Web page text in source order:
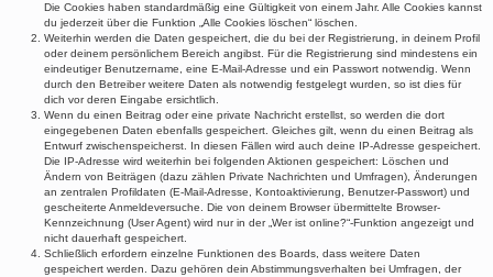
Die Cookies haben standardmäßig eine Gültigkeit von einem Jahr. Alle Cookies kannst
du jederzeit über die Funktion „Alle Cookies löschen“ löschen.
Weiterhin werden die Daten gespeichert, die du bei der Registrierung, in deinem Profil
oder deinem persönlichem Bereich angibst. Für die Registrierung sind mindestens ein
eindeutiger Benutzername, eine E-Mail-Adresse und ein Passwort notwendig. Wenn
durch den Betreiber weitere Daten als notwendig festgelegt wurden, so ist dies für
dich vor deren Eingabe ersichtlich.
Wenn du einen Beitrag oder eine private Nachricht erstellst, so werden die dort
eingegebenen Daten ebenfalls gespeichert. Gleiches gilt, wenn du einen Beitrag als
Entwurf zwischenspeicherst. In diesen Fällen wird auch deine IP-Adresse gespeichert.
Die IP-Adresse wird weiterhin bei folgenden Aktionen gespeichert: Löschen und
Ändern von Beiträgen (dazu zählen Private Nachrichten und Umfragen), Änderungen
an zentralen Profildaten (E-Mail-Adresse, Kontoaktivierung, Benutzer-Passwort) und
gescheiterte Anmeldeversuche. Die von deinem Browser übermittelte Browser-
Kennzeichnung (User Agent) wird nur in der „Wer ist online?“-Funktion angezeigt und
nicht dauerhaft gespeichert.
Schließlich erfordern einzelne Funktionen des Boards, dass weitere Daten
gespeichert werden. Dazu gehören dein Abstimmungsverhalten bei Umfragen, der